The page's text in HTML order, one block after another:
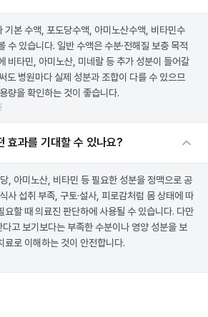
기본 수액, 포도당수액, 아미노산수액, 비타민수
수 있습니다. 일반 수액은 수분·전해질 보충 목적
비타민, 아미노산, 미네랄 등 추가 성분이 들어갈
도 병원마다 실제 성분과 조합이 다를 수 있으므
량을 확인하는 것이 좋습니다.
효과를 기대할 수 있나요?
, 아미노산, 비타민 등 필요한 성분을 정맥으로 공
사 섭취 부족, 구토·설사, 피로감처럼 몸 상태에 따
요할 때 의료진 판단하에 사용될 수 있습니다. 다만
고 보기보다는 부족한 수분이나 영양 성분을 보
료로 이해하는 것이 안전합니다.